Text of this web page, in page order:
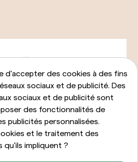
d'accepter des cookies à des fins
sociaux et de publicité. Des
sociaux et de publicité sont
des fonctionnalités de
publicités personnalisées.
et le traitement des
qu'ils impliquent ?